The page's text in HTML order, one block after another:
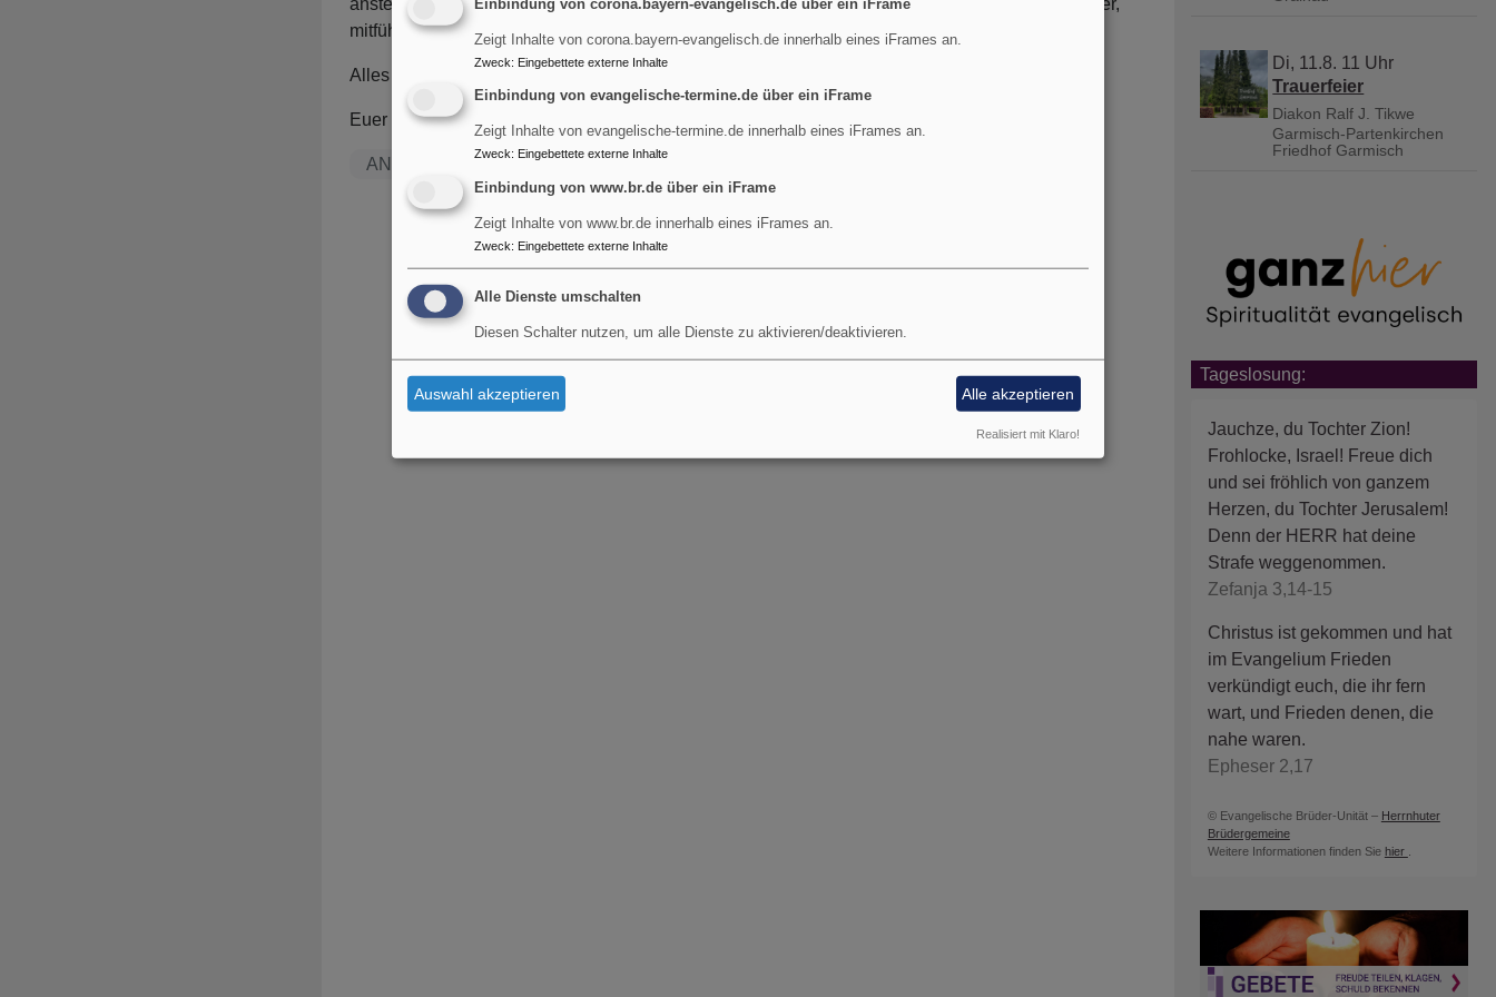
ansteckend ist, dass wir damit gar nicht mehr aufhören wollen, weil es des Leben einfach schöner,
mitfühlender, gesünder und vor allem friedlicher werden lässt.
Alles Liebe!
Euer Pfarrer Martin Dubberke
ANgeDACHT Pfr. Martin Dubberke
Di, 11.8. 11 Uhr
Trauerfeier
Diakon Ralf J. Tikwe
Garmisch-Partenkirchen
Friedhof Garmisch
Tageslosung:
Jauchze, du Tochter Zion!
Frohlocke, Israel! Freue dich
und sei fröhlich von ganzem
Herzen, du Tochter Jerusalem!
Denn der HERR hat deine
Strafe weggenommen.
Zefanja 3,14-15
Christus ist gekommen und hat
im Evangelium Frieden
verkündigt euch, die ihr fern
wart, und Frieden denen, die
nahe waren.
Epheser 2,17
© Evangelische Brüder-Unität – Herrnhuter
Brüdergemeine
Weitere Informationen finden Sie hier .
Einbindung von corona.bayern-evangelisch.de über ein iFrame
Zeigt Inhalte von corona.bayern-evangelisch.de innerhalb eines iFrames an.
Zweck: Eingebettete externe Inhalte
Einbindung von evangelische-termine.de über ein iFrame
Zeigt Inhalte von evangelische-termine.de innerhalb eines iFrames an.
Zweck: Eingebettete externe Inhalte
Einbindung von www.br.de über ein iFrame
Zeigt Inhalte von www.br.de innerhalb eines iFrames an.
Zweck: Eingebettete externe Inhalte
Alle Dienste umschalten
Diesen Schalter nutzen, um alle Dienste zu aktivieren/deaktivieren.
Auswahl akzeptieren Alle akzeptieren
Realisiert mit Klaro!